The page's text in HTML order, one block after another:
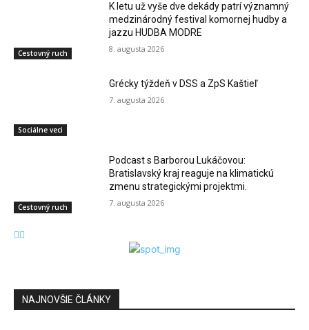
Cestovný ruch
K letu už vyše dve dekády patrí významný
medzinárodný festival komornej hudby a
jazzu HUDBA MODRE
8. augusta 2026
Sociálne veci
Grécky týždeň v DSS a ZpS Kaštieľ
7. augusta 2026
Cestovný ruch
Podcast s Barborou Lukáčovou:
Bratislavský kraj reaguje na klimatickú
zmenu strategickými projektmi.
7. augusta 2026
NAJNOVŠIE ČLÁNKY